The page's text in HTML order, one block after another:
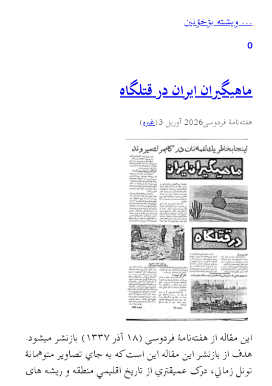
… ويشته بۊخؤنين
0
ماهیگیران ايران در قتلگاه
هفته‌نامهٔ فردوسی2026 آوریل 3 (غىره)
اين مقاله از هفته‌نامهٔ فردوسی (۱۸ آذر ۱۳۳۷) بازنشر ميشود.
هدف از بازنشر اين مقاله اين است که به جاي تصاوير متوهمانهٔ
تونل زماني، درک عميقتري از تاريخ اقليمي منطقه و ريشه های